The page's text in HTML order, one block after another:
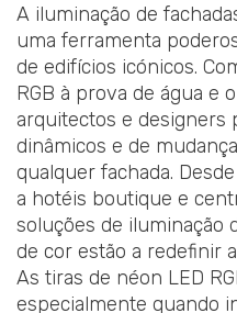
A iluminação de
uma ferramenta
de edifícios icónicos.
RGB à prova de água e
arquitectos e designers
dinâmicos e de
qualquer fachada.
a hotéis boutique e
soluções de iluminação
de cor estão a redefinir
As tiras de néon LED
especialmente quando